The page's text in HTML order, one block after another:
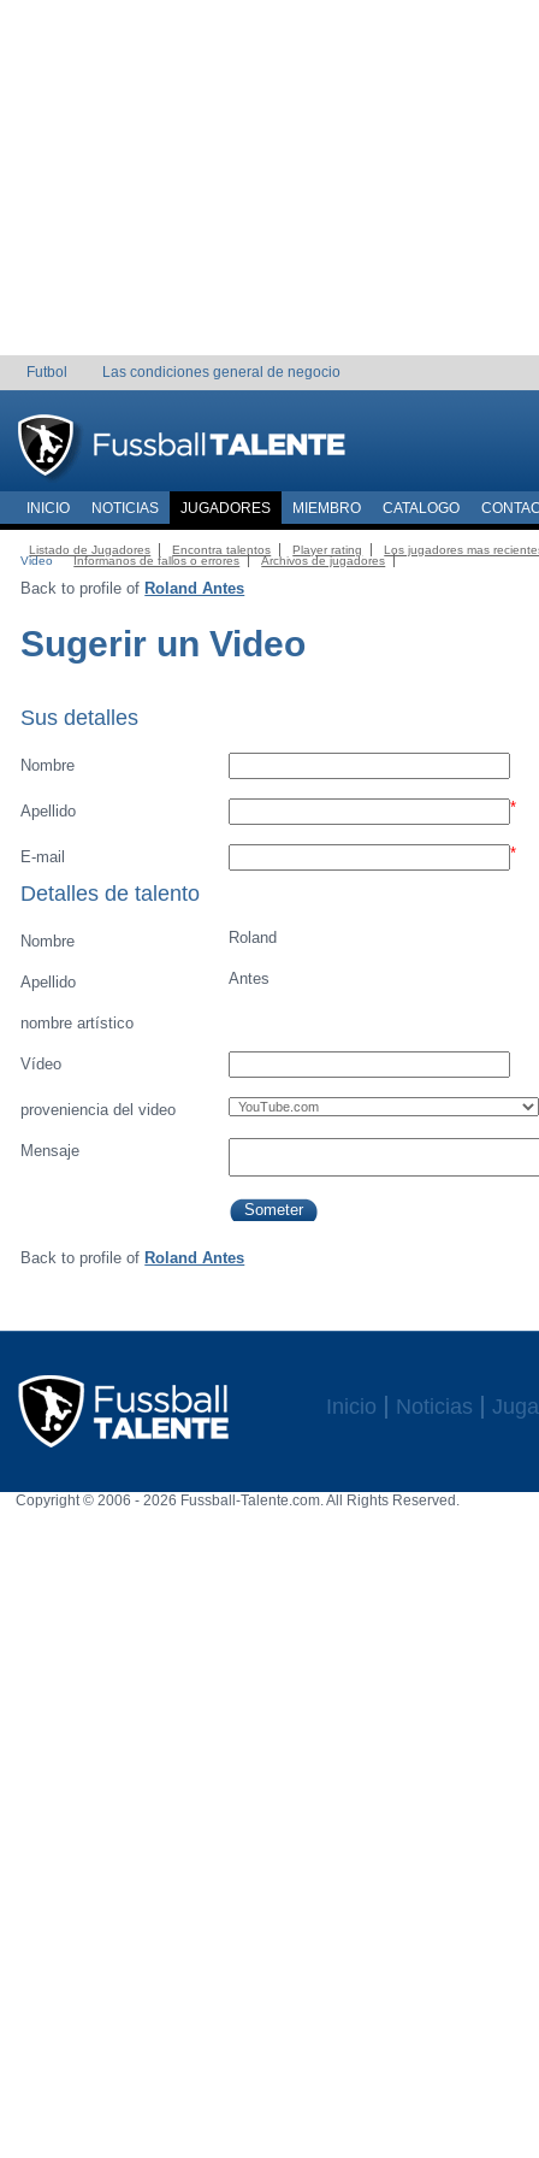
Futbol Las condiciones general de negocio
INICIO NOTICIAS JUGADORES MIEMBRO CATALOGO
Listado de Jugadores Encontra talentos Player rating
Los jugadores mas
Video
Informanos de fallos o errores Archivos de jugadores
Back to profile of Roland Antes
Sugerir un Video
Sus detalles
Nombre
Apellido *
E-mail *
Detalles de talento
Nombre Roland
Apellido Antes
nombre artístico
Vídeo
proveniencia del video
Mensaje
Back to profile of Roland Antes
Inicio Noticias
Copyright © 2006 - 2026 Fussball-Talente.com. All Rights Reserved.